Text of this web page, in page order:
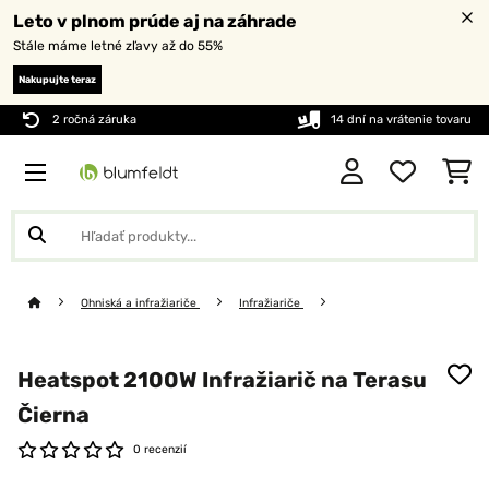
Leto v plnom prúde aj na záhrade
Stále máme letné zľavy až do 55%
Nakupujte teraz
2 ročná záruka 14 dní na vrátenie tovaru
Ohniská a infražiariče Infražiariče
Heatspot 2100W Infražiarič na Terasu​
Čierna
0 recenzií